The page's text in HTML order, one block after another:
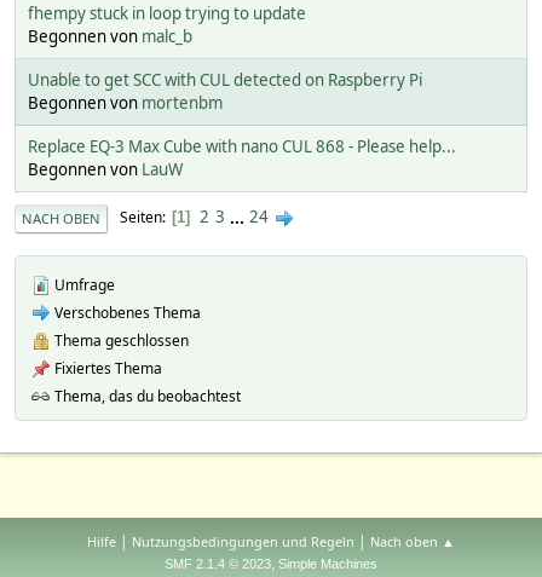
fhempy stuck in loop trying to update
Begonnen von malc_b
Unable to get SCC with CUL detected on Raspberry Pi
Begonnen von mortenbm
Replace EQ-3 Max Cube with nano CUL 868 - Please help...
Begonnen von LauW
NACH OBEN Seiten 1 2 3 ... 24
Umfrage
Verschobenes Thema
Thema geschlossen
Fixiertes Thema
Thema, das du beobachtest
Hilfe | Nutzungsbedingungen und Regeln | Nach oben ▲
SMF 2.1.4 © 2023, Simple Machines